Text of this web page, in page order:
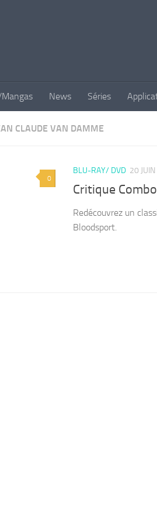
News Séries
CLAUDE VAN DAMME
0
BLU-RAY/ DVD 20
Critique
Redécouvrez un
Bloodsport.